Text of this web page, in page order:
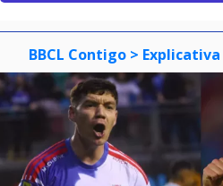
BBCL Contigo > Explicativa